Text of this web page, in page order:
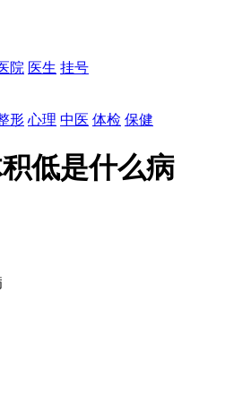
院 医生 挂号
形 心理 中医 体检 保健
低是什么病